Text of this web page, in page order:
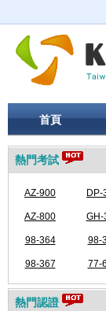
首頁
熱門考試
AZ-900 DP-
AZ-800 GH-
98-364 98-
98-367 77-
熱門認證